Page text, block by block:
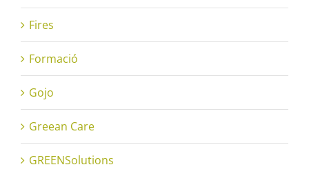
Fires
Formació
Gojo
Greean Care
GREENSolutions